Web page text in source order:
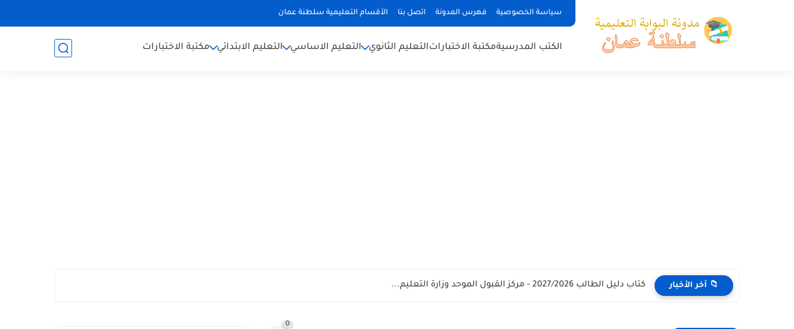
سياسة الخصوصية فهرس المدونة اتصل بنا الأقسام التعليمية سلطنة عمان
الكتب المدرسيةمكتبة الاختباراتالتعليم الثانوي التعليم الاساسي التعليم الابتدائي مكتبة الاختبارات
📁 آخر الأخبار كتاب دليل الطالب 2027/2026 - مركز القبول الموحد وزارة التعليم...
0